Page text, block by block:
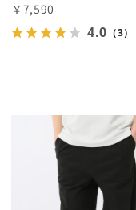
￥7,590
4.0 （3）